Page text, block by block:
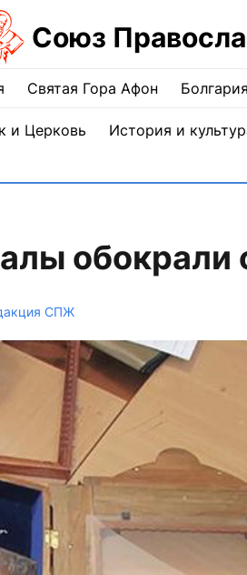
Союз
Святая Гора Афон Болгария
и Церковь История и
СПЖ